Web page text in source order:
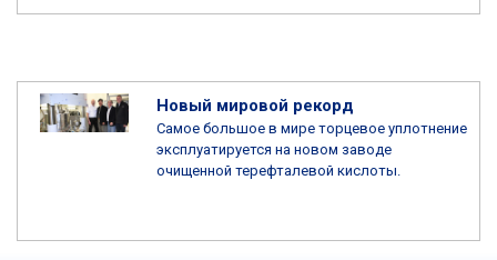
Новый мировой рекорд
Самое большое в мире торцевое уплотнение
эксплуатируется на новом заводе
очищенной терефталевой кислоты.